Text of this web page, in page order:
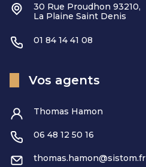
30 Rue Proudhon 93210,
La Plaine Saint Denis
01 84 14 41 08
Vos agents
Thomas Hamon
06 48 12 50 16
thomas.hamon@sistom.fr